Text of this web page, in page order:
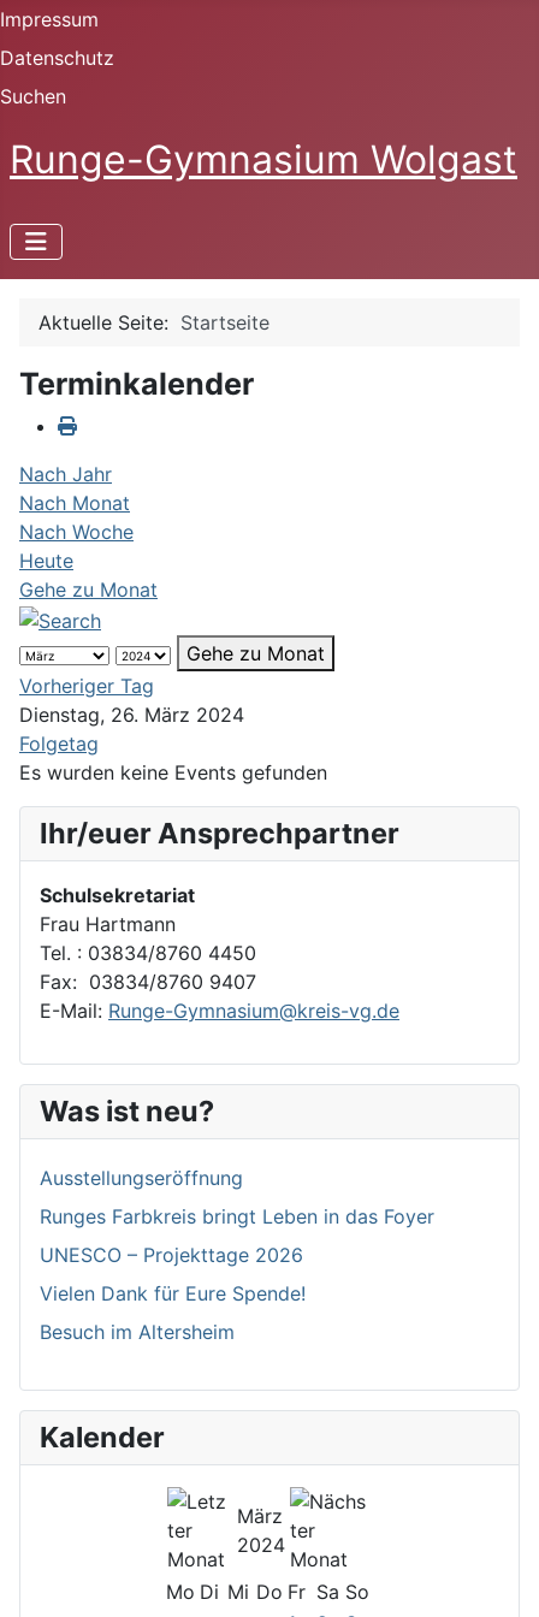
Impressum
Datenschutz
Suchen
Runge-Gymnasium Wolgast
Aktuelle Seite: Startseite
Terminkalender
Nach Jahr
Nach Monat
Nach Woche
Heute
Gehe zu Monat
Gehe zu Monat
Vorheriger Tag
Dienstag, 26. März 2024
Folgetag
Es wurden keine Events gefunden
Ihr/euer Ansprechpartner
Schulsekretariat
Frau Hartmann
Tel. : 03834/8760 4450
Fax: 03834/8760 9407
E-Mail: Runge-Gymnasium@kreis-vg.de
Was ist neu?
Ausstellungseröffnung
Runges Farbkreis bringt Leben in das Foyer
UNESCO – Projekttage 2026
Vielen Dank für Eure Spende!
Besuch im Altersheim
Kalender
März
2024
Mo Di Mi Do Fr Sa So